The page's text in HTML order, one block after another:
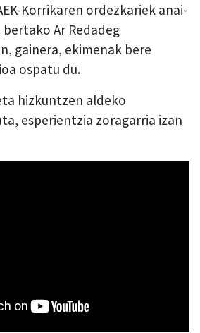
Korrikaren ordezkariek anai-
Ar Redadeg
gainera, ekimenak bere
ospatu du.
hizkuntzen aldeko
esperientzia zoragarria izan